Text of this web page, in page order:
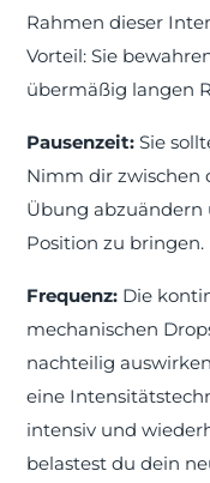
Rahmen dieser
Vorteil: Sie
übermäßig langen
Pausenzeit: Sie
Nimm dir zwischen
Übung abzuändern
Position zu bringen.
Frequenz: Die
mechanischen
nachteilig
eine
intensiv und
belastest du dein